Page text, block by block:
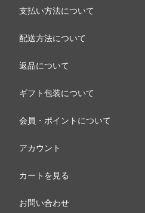
支払い方法について
配送方法について
返品について
ギフト包装について
会員・ポイントについて
アカウント
カートを見る
お問い合わせ